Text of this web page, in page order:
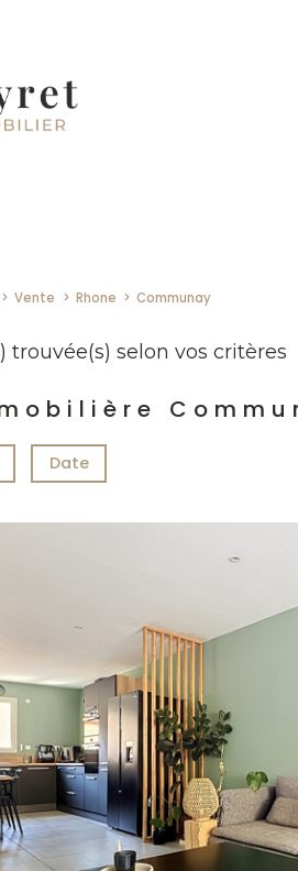
Vente Rhone Communay
trouvée(s) selon vos critères
Date